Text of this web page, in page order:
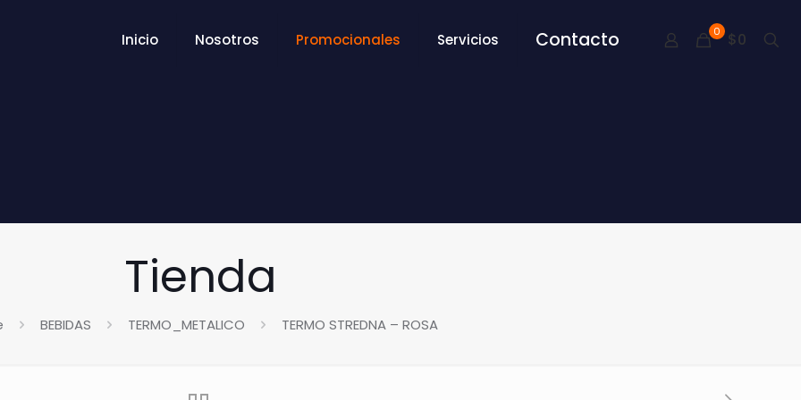
Inicio Nosotros Promocionales Servicios Contacto 0 $0
Tienda
BEBIDAS TERMO_METALICO TERMO STREDNA – ROSA